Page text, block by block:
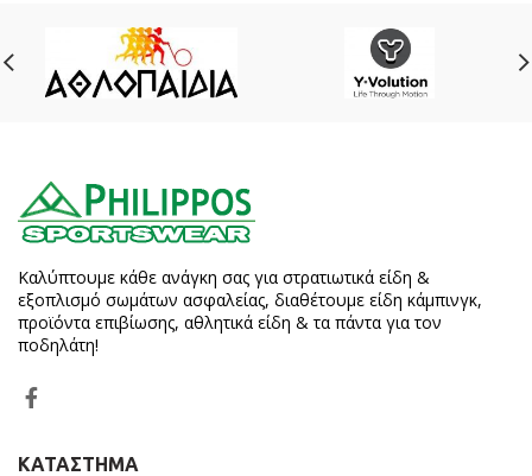
Καλύπτουμε κάθε ανάγκη σας για στρατιωτικά είδη &
εξοπλισμό σωμάτων ασφαλείας, διαθέτουμε είδη κάμπινγκ,
προϊόντα επιβίωσης, αθλητικά είδη & τα πάντα για τον
ποδηλάτη!
ΚΑΤΑΣΤΗΜΑ